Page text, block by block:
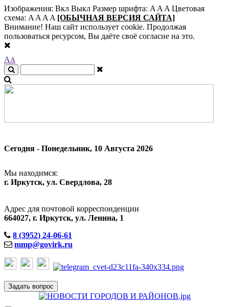
Изображения: Вкл Выкл Размер шрифта: A A A Цветовая
схема: A A A A [ОБЫЧНАЯ ВЕРСИЯ САЙТА]
Внимание! Наш сайт использует cookie. Продолжая
пользоваться ресурсом, Вы даёте своё согласие на это.
AA
Сегодня - Понедельник, 10 Августа 2026
Мы находимся:
г. Иркутск, ул. Свердлова, 28
Адрес для почтовой корреспонденции
664027, г. Иркутск, ул. Ленина, 1
8 (3952) 24-06-61
mmp@govirk.ru
Задать вопрос